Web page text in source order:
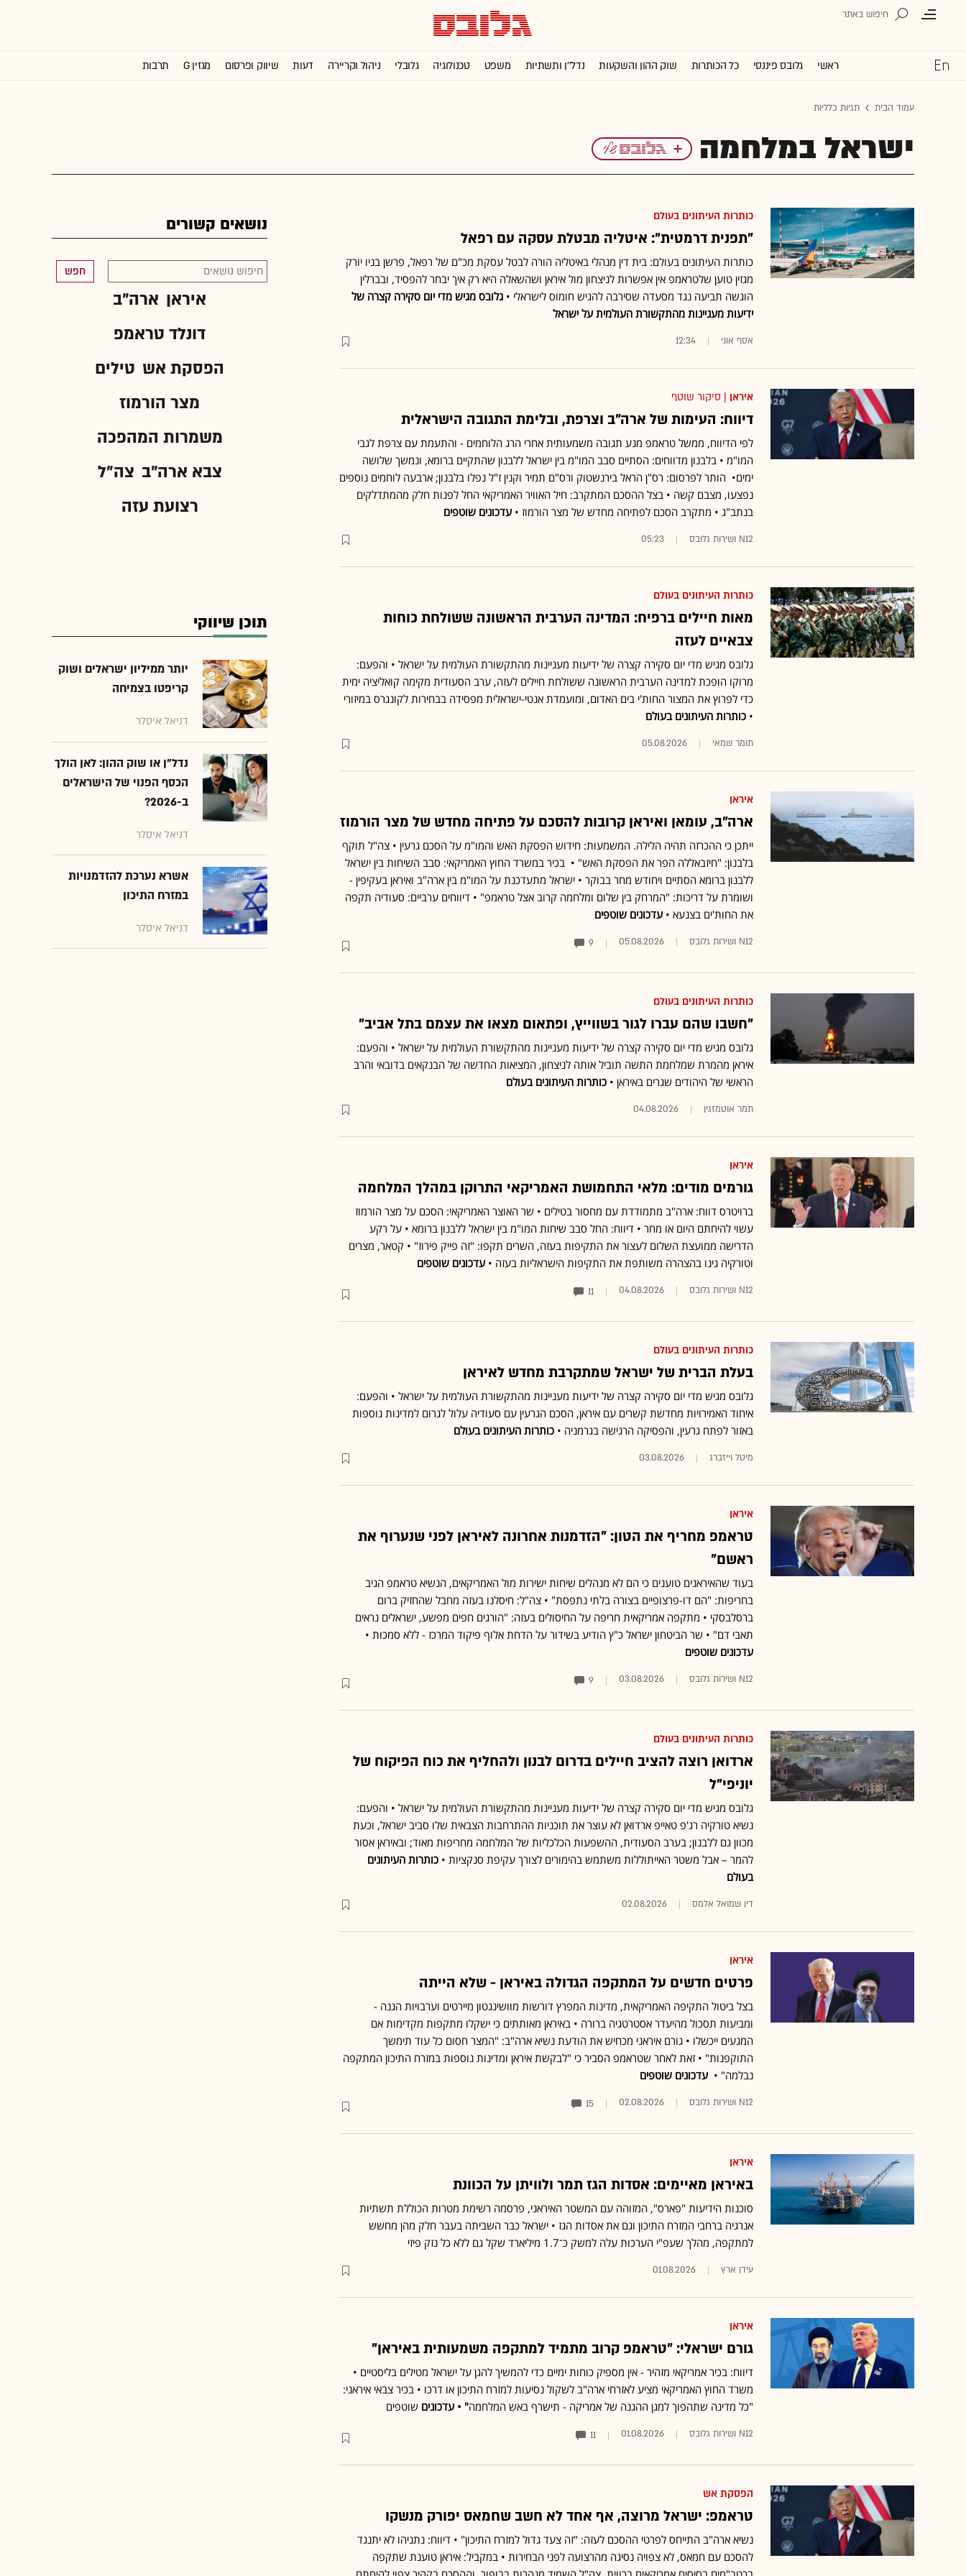
ראשי גלובס פיננסי כל הכותרות שוק ההון והשקעות נדל''ן ותשתיות משפט טכנולוגיה גלובלי ניהול וקריירה דעות שיווק ופרסום מגזין G תרבות
עמוד הבית תגיות כלליות
ישראל במלחמה
כותרות העיתונים בעולם
"תפנית דרמטית": איטליה מבטלת עסקה עם רפאל
כותרות העיתונים בעולם: בית דין מנהלי באיטליה הורה לבטל עסקת מכ"ם של רפאל, פרשן בניו יורק
מגזין טוען שלטראמפ אין אפשרות לניצחון מול איראן ושהשאלה היא רק איך יבחר להפסיד, ובברלין
הוגשה תביעה נגד מסעדה שסירבה להגיש חומוס לישראלי • גלובס מגיש מדי יום סקירה קצרה של
ידיעות מעניינות מהתקשורת העולמית על ישראל
אסף אוני 12:34
איראן | סיקור שוטף
דיווח: העימות של ארה"ב וצרפת, ובלימת התגובה הישראלית
לפי הדיווח, ממשל טראמפ מנע תגובה משמעותית אחרי הרג הלוחמים - והתעמת עם צרפת לגבי
המו"מ • בלבנון מדווחים: הסתיים סבב המו"מ בין ישראל ללבנון שהתקיים ברומא, ונמשך שלושה
ימים• הותר לפרסום: רס"ן הראל בירנשטוק ורס"ם תמיר וקנין ז"ל נפלו בלבנון; ארבעה לוחמים נוספים
נפצעו, מצבם קשה • בצל ההסכם המתקרב: חיל האוויר האמריקאי החל לפנות חלק מהמתדלקים
בנתב"ג • מתקרב הסכם לפתיחה מחדש של מצר הורמוז • עדכונים שוטפים
N12 ושירות גלובס 05:23
כותרות העיתונים בעולם
מאות חיילים ברפיח: המדינה הערבית הראשונה ששולחת כוחות
צבאיים לעזה
גלובס מגיש מדי יום סקירה קצרה של ידיעות מעניינות מהתקשורת העולמית על ישראל • והפעם:
מרוקו הופכת למדינה הערבית הראשונה ששולחת חיילים לעזה, ערב הסעודית מקימה קואליציה ימית
כדי לפרוץ את המצור החות'י בים האדום, ומועמדת אנטי-ישראלית מפסידה בבחירות לקונגרס במיזורי
• כותרות העיתונים בעולם
תומר שמאי 05.08.2026
איראן
ארה"ב, עומאן ואיראן קרובות להסכם על פתיחה מחדש של מצר הורמוז
ייתכן כי ההכרזה תהיה הלילה. המשמעות: חידוש הפסקת האש והמו"מ על הסכם גרעין • צה"ל תוקף
בלבנון: "חיזבאללה הפר את הפסקת האש" • בכיר במשרד החוץ האמריקאי: סבב השיחות בין ישראל
ללבנון ברומא הסתיים ויחודש מחר בבוקר • ישראל מתעדכנת על המו"מ בין ארה"ב ואיראן בעקיפין -
ושומרת על דריכות: "המרחק בין שלום ומלחמה קרוב אצל טראמפ" • דיווחים ערביים: סעודיה תקפה
את החות'ים בצנעא • עדכונים שוטפים
N12 ושירות גלובס 05.08.2026
9
כותרות העיתונים בעולם
"חשבו שהם עברו לגור בשווייץ, ופתאום מצאו את עצמם בתל אביב"
גלובס מגיש מדי יום סקירה קצרה של ידיעות מעניינות מהתקשורת העולמית על ישראל • והפעם:
איראן מהמרת שמלחמת התשה תוביל אותה לניצחון, המציאות החדשה של הבנקאים בדובאי והרב
הראשי של היהודים שגרים באיראן • כותרות העיתונים בעולם
תמר אוטמזגין 04.08.2026
איראן
גורמים מודים: מלאי התחמושת האמריקאי התרוקן במהלך המלחמה
ברויטרס דווח: ארה"ב מתמודדת עם מחסור בטילים • שר האוצר האמריקאי: הסכם על מצר הורמוז
עשוי להיחתם היום או מחר • דיווח: החל סבב שיחות המו"מ בין ישראל ללבנון ברומא • על רקע
הדרישה ממועצת השלום לעצור את התקיפות בעזה, השרים תקפו: "זה פייק פירוז" • קטאר, מצרים
וטורקיה גינו בהצהרה משותפת את התקיפות הישראליות בעזה • עדכונים שוטפים
N12 ושירות גלובס 04.08.2026
11
כותרות העיתונים בעולם
בעלת הברית של ישראל שמתקרבת מחדש לאיראן
גלובס מגיש מדי יום סקירה קצרה של ידיעות מעניינות מהתקשורת העולמית על ישראל • והפעם:
איחוד האמירויות מחדשת קשרים עם איראן, הסכם הגרעין עם סעודיה עלול לגרום למדינות נוספות
באזור לפתח גרעין, והפסיקה הרגישה בגרמניה • כותרות העיתונים בעולם
מיטל וייזברג 03.08.2026
איראן
טראמפ מחריף את הטון: "הזדמנות אחרונה לאיראן לפני שנערוף את
ראשם"
בעוד שהאיראנים טוענים כי הם לא מנהלים שיחות ישירות מול האמריקאים, הנשיא טראמפ הגיב
בחריפות: "הם דו-פרצופיים בצורה בלתי נתפסת" • צה"ל: חיסלנו בעזה מחבל שהחזיק ברום
ברסלבסקי • מתקפה אמריקאית חריפה על החיסולים בעזה: "הורגים חפים מפשע, ישראלים נראים
תאבי דם" • שר הביטחון ישראל כ"ץ הודיע בשידור על הדחת אלוף פיקוד המרכז - ללא סמכות •
עדכונים שוטפים
N12 ושירות גלובס 03.08.2026
9
כותרות העיתונים בעולם
ארדואן רוצה להציב חיילים בדרום לבנון ולהחליף את כוח הפיקוח של
יוניפי"ל
גלובס מגיש מדי יום סקירה קצרה של ידיעות מעניינות מהתקשורת העולמית על ישראל • והפעם:
נשיא טורקיה רג'פ טאייפ ארדואן לא עוצר את תוכניות ההתרחבות הצבאית שלו סביב ישראל, וכעת
מכוון גם ללבנון; בערב הסעודית, ההשפעות הכלכליות של המלחמה מחריפות מאוד; ובאיראן אסור
להמר – אבל משטר האייתוללות משתמש בהימורים לצורך עקיפת סנקציות • כותרות העיתונים
בעולם
דין שמואל אלמס 02.08.2026
איראן
פרטים חדשים על המתקפה הגדולה באיראן - שלא הייתה
בצל ביטול התקיפה האמריקאית, מדינות המפרץ דורשות מוושינגטון מיירטים וערבויות הגנה -
ומביעות תסכול מהיעדר אסטרטגיה ברורה • באיראן מאותתים כי ישקלו מתקפות מקדימות אם
המגעים ייכשלו • גורם איראני מכחיש את הודעת נשיא ארה"ב: "המצר חסום כל עוד תימשך
התוקפנות" • זאת לאחר שטראמפ הסביר כי "לבקשת איראן ומדינות נוספות במזרח התיכון המתקפה
נבלמה" • עדכונים שוטפים
N12 ושירות גלובס 02.08.2026
15
איראן
באיראן מאיימים: אסדות הגז תמר ולוויתן על הכוונת
סוכנות הידיעות "פארס", המזוהה עם המשטר האיראני, פרסמה רשימת מטרות הכוללת תשתיות
אנרגיה ברחבי המזרח התיכון וגם את אסדות הגז • ישראל כבר השביתה בעבר חלק מהן מחשש
למתקפה, מהלך שעפ"י הערכות עלה למשק כ־1.7 מיליארד שקל גם ללא כל נזק פיזי
עידן ארץ 01.08.2026
איראן
גורם ישראלי: "טראמפ קרוב מתמיד למתקפה משמעותית באיראן"
דיווח: בכיר אמריקאי מזהיר - אין מספיק כוחות ימיים כדי להמשיך להגן על ישראל מטילים בליסטיים •
משרד החוץ האמריקאי מציע לאזרחי ארה"ב לשקול נסיעות למזרח התיכון או דרכו • בכיר צבאי איראני:
"כל מדינה שתהפוך למגן ההגנה של אמריקה - תישרף באש המלחמה" • עדכונים שוטפים
N12 ושירות גלובס 01.08.2026
11
הפסקת אש
טראמפ: ישראל מרוצה, אף אחד לא חשב שחמאס יפורק מנשקו
נשיא ארה"ב התייחס לפרטי ההסכם לעזה: "זה צעד גדול למזרח התיכון" • דיווח: נתניהו לא יתנגד
להסכם עם חמאס, לא צפויה נסיגה מהרצועה לפני הבחירות • במקביל: איראן טוענת שתקפה
נושאים קשורים
חפש
איראן ארה"ב
דונלד טראמפ
הפסקת אש טילים
מצר הורמוז
משמרות המהפכה
צבא ארה"ב צה"ל
רצועת עזה
תוכן שיווקי
יותר ממיליון ישראלים ושוק
קריפטו בצמיחה
דניאל איסלר
נדל"ן או שוק ההון: לאן הולך
הכסף הפנוי של הישראלים
ב-2026?
דניאל איסלר
אשרא נערכת להזדמנויות
במזרח התיכון
דניאל איסלר